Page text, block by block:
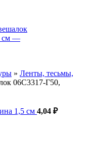
» Ленты, тесьмы,
06С3317-Г50,
1,5 см 4,04 ₽